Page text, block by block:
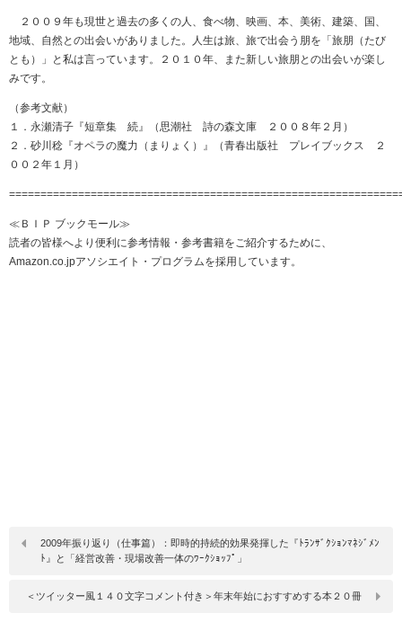
２００９年も現世と過去の多くの人、食べ物、映画、本、美術、建築、国、
地域、自然との出会いがありました。人生は旅、旅で出会う朋を「旅朋（たび
とも）」と私は言っています。２０１０年、また新しい旅朋との出会いが楽し
みです。
（参考文献）
１．永瀬清子『短章集 続』（思潮社 詩の森文庫 ２００８年２月）
２．砂川稔『オペラの魔力（まりょく）』（青春出版社 プレイブックス ２
００２年１月）
≪ＢＩＰ ブックモール≫
読者の皆様へより便利に参考情報・参考書籍をご紹介するために、
Amazon.co.jpアソシエイト・プログラムを採用しています。
2009年振り返り（仕事篇）：即時的持続的効果発揮した『ﾄﾗﾝｻﾞｸｼｮﾝﾏﾈｼﾞﾒﾝ
ﾄ』と「経営改善・現場改善一体のﾜｰｸｼｮｯﾌﾟ」
＜ツイッター風１４０文字コメント付き＞年末年始におすすめする本２０冊